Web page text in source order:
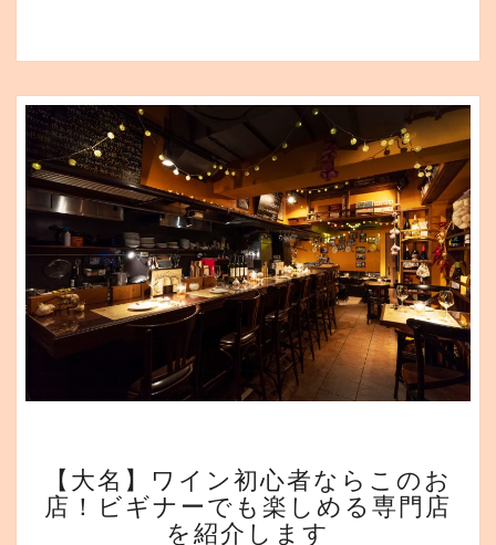
楽
る
専
門
店
を
紹
介
し
す
名】
ワ
イ
【大名】ワイン初心者ならこのお
店！ビギナーでも楽しめる専門店
を紹介します